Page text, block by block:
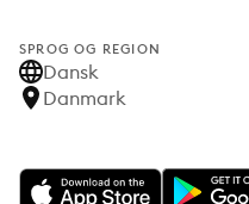
SPROG OG REGION
Dansk
Danmark